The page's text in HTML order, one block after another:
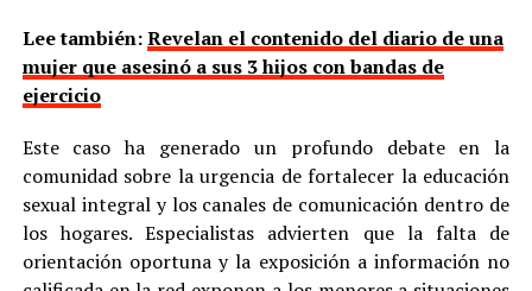
Lee también:Revelan el contenido del diario de una
mujer que asesinó a sus 3 hijos con bandas de
ejercicio
Este caso ha generado un profundo debate en la
comunidad sobre la urgencia de fortalecer la educación
sexual integral y los canales de comunicación dentro de
los hogares. Especialistas advierten que la falta de
orientación oportuna y la exposición a información no